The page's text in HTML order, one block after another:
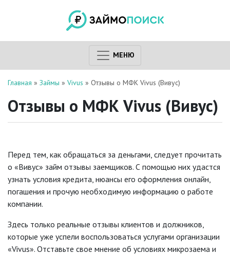
МЕНЮ
Главная » Займы » Vivus » Отзывы о МФК Vivus (Вивус)
Отзывы о МФК Vivus (Вивус)
Перед тем, как обращаться за деньгами, следует прочитать
о «Вивус» займ отзывы заемщиков. С помощью них удастся
узнать условия кредита, нюансы его оформления онлайн,
погашения и прочую необходимую информацию о работе
компании.
Здесь только реальные отзывы клиентов и должников,
которые уже успели воспользоваться услугами организации
«Vivus». Отставьте свое мнение об условиях микрозаема и